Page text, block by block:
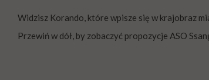
Widzisz Korando, które wpisze się w krajobraz
Przewiń w dół, by zobaczyć propozycje ASO